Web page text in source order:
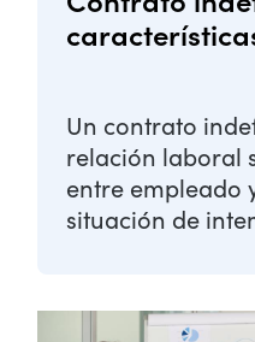
Un contrato
relación laboral
entre empleado
situación de